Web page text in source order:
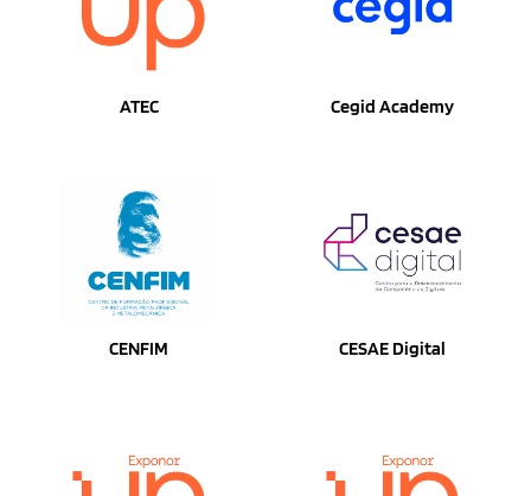
ATEC Cegid Academy
CENFIM CESAE Digital